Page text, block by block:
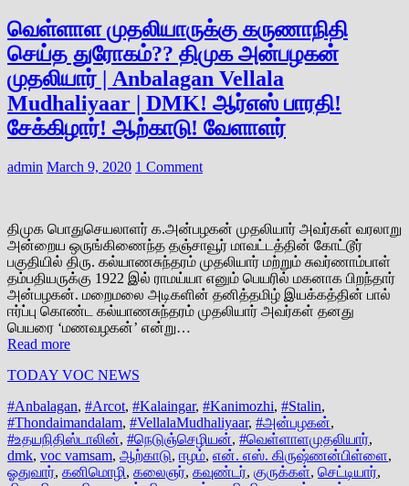
வெள்ளாள முதலியாருக்கு கருணாநிதி
செய்த துரோகம்?? திமுக அன்பழகன்
முதலியார் | Anbalagan Vellala
Mudhaliyaar | DMK! ஆர்எஸ் பாரதி!
சேக்கிழார்! ஆற்காடு! வேளாளர்
admin March 9, 2020 1 Comment
திமுக பொதுசெயலாளர் க.அன்பழகன் முதலியார் அவர்கள் வரலாறு
அன்றைய ஒருங்கிணைந்த தஞ்சாவூர் மாவட்டத்தின் கோட்டூர்
பகுதியில் திரு. கல்யாணசுந்தரம் முதலியார் மற்றும் சுவர்ணாம்பாள்
தம்பதியருக்கு 1922 இல் ராமய்யா எனும் பெயரில் மகனாக பிறந்தார்
அன்பழகன். மறைமலை அடிகளின் தனித்தமிழ் இயக்கத்தின் பால்
ஈர்ப்பு கொண்ட கல்யாணசுந்தரம் முதலியார் அவர்கள் தனது
பெயரை ‘மணவழகன்’ என்று…
Read more
TODAY VOC NEWS
#Anbalagan, #Arcot, #Kalaingar, #Kanimozhi, #Stalin,
#Thondaimandalam, #VellalaMudhaliyaar, #அன்பழகன்,
#உதயநிதிஸ்டாலின், #நெடுஞ்செழியன், #வெள்ளாளமுதலியார்,
dmk, voc vamsam, ஆற்காடு, ஈழம், என். எஸ். கிருஷ்ணன்பிள்ளை,
ஓதுவார், கனிமொழி, கலைஞர், கவுண்டர், குருக்கள், செட்டியார்,